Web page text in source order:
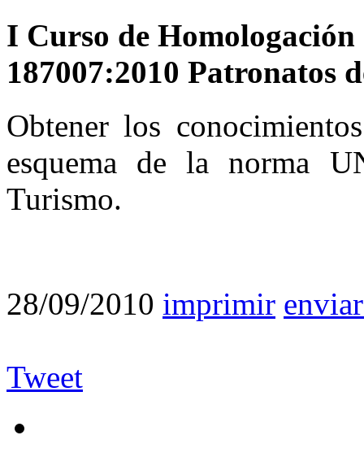
I Curso de
187007:2010 Patronatos
Obtener los
esquema de la norma
Turismo.
28/09/2010 imprimir
Tweet